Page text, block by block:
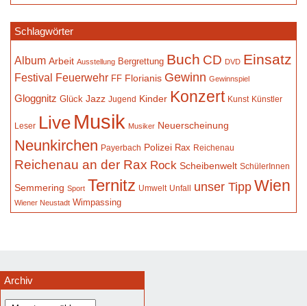
Schlagwörter
Album Arbeit Ausstellung Bergrettung Buch CD DVD Einsatz
Festival Feuerwehr FF Florianis Gewinn Gewinnspiel
Gloggnitz Glück Jazz Jugend Kinder Konzert Kunst Künstler
Leser Live Musik Musiker Neuerscheinung
Neunkirchen Payerbach Polizei Rax Reichenau
Reichenau an der Rax Rock Scheibenwelt SchülerInnen
Semmering Sport Ternitz Umwelt Unfall unser TippWien
Wiener Neustadt Wimpassing
Archiv
Archiv